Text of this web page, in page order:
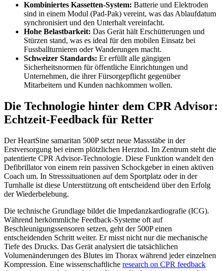
Kombiniertes Kassetten-System: Batterie und Elektroden
sind in einem Modul (Pad-Pak) vereint, was das Ablaufdatum
synchronisiert und den Unterhalt vereinfacht.
Hohe Belastbarkeit: Das Gerät hält Erschütterungen und
Stürzen stand, was es ideal für den mobilen Einsatz bei
Fussballturnieren oder Wanderungen macht.
Schweizer Standards: Er erfüllt alle gängigen
Sicherheitsnormen für öffentliche Einrichtungen und
Unternehmen, die ihrer Fürsorgepflicht gegenüber
Mitarbeitern und Kunden nachkommen wollen.
Die Technologie hinter dem CPR Advisor:
Echtzeit-Feedback für Retter
Der HeartSine samaritan 500P setzt neue Massstäbe in der
Erstversorgung bei einem plötzlichen Herztod. Im Zentrum steht die
patentierte CPR Advisor-Technologie. Diese Funktion wandelt den
Defibrillator von einem rein passiven Schockgeber in einen aktiven
Coach um. In Stresssituationen auf dem Sportplatz oder in der
Turnhalle ist diese Unterstützung oft entscheidend über den Erfolg
der Wiederbelebung.
Die technische Grundlage bildet die Impedanzkardiografie (ICG).
Während herkömmliche Feedback-Systeme oft auf
Beschleunigungssensoren setzen, geht der 500P einen
entscheidenden Schritt weiter. Er misst nicht nur die mechanische
Tiefe des Drucks. Das Gerät analysiert die tatsächlichen
Volumenänderungen des Blutes im Thorax während jeder einzelnen
Kompression. Eine wissenschaftliche research on CPR feedback